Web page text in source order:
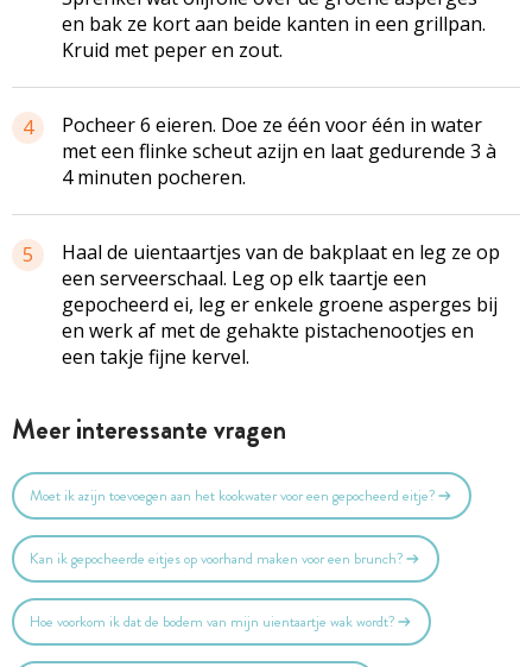
en bak ze kort aan beide kanten in een grillpan.
Kruid met peper en zout.
4
Pocheer 6 eieren. Doe ze één voor één in water
met een flinke scheut azijn en laat gedurende 3 à
4 minuten pocheren.
5
Haal de uientaartjes van de bakplaat en leg ze op
een serveerschaal. Leg op elk taartje een
gepocheerd ei, leg er enkele groene asperges bij
en werk af met de gehakte pistachenootjes en
een takje fijne kervel.
Meer interessante vragen
Moet ik azijn toevoegen aan het kookwater voor een gepocheerd eitje?
Kan ik gepocheerde eitjes op voorhand maken voor een brunch?
Hoe voorkom ik dat de bodem van mijn uientaartje wak wordt?